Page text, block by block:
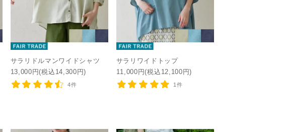
サラリドルマンワイドシャツ
13,000円(税込14,300円)
4件
サラリワイドトップ
11,000円(税込12,100円)
1件